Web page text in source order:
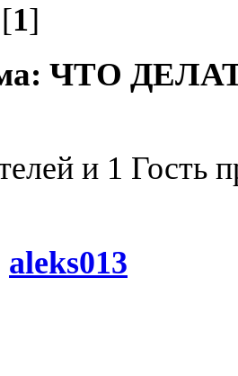
1]
ЧТО
и 1 Гость
aleks013